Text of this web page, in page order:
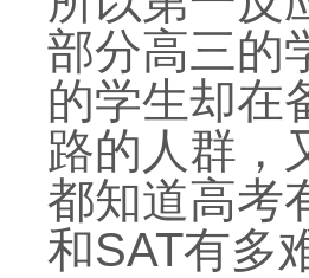
部分高三的
的学生却在
路的人群，
都知道高考
和SAT有多